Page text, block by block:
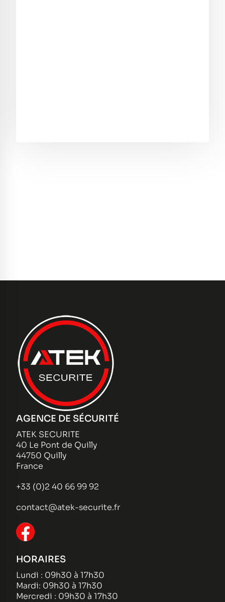
AGENCE DE SÉCURITÉ
ATEK SECURITE
40 Le Pont de Quilly
44750 Quilly
France
+33 (0)2 40 66 99 92
contact@atek-securite.fr
HORAIRES
Lundi : 09h30 à 17h30
Mardi: 09h30 à 17h30
Mercredi : 09h30 à 17h30